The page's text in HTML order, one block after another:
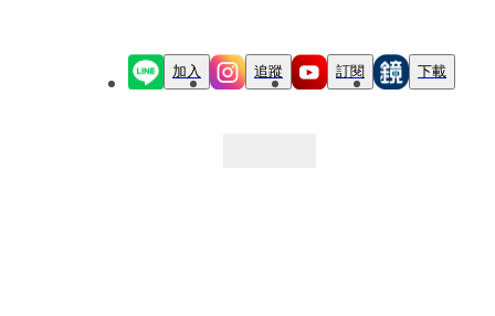
加入 追蹤 訂閱 下載